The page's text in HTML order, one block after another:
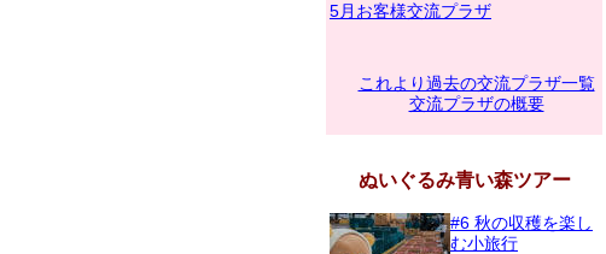
5月お客様交流プラザ
これより過去の交流プラザ一覧
交流プラザの概要
ぬいぐるみ青い森ツアー
#6 秋の収穫を楽し
む小旅行